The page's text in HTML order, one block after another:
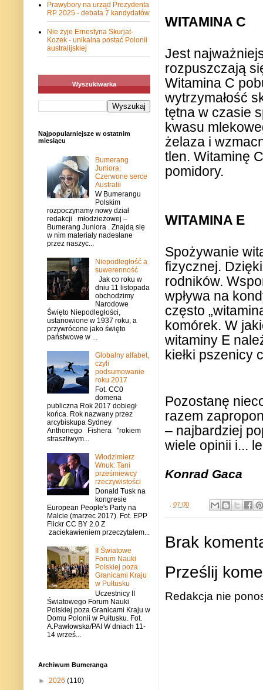
WITAMINA C
Jest
rozpuszczają
Witamina C
wytrzymałość
tętna w czasie
kwasu
żelaza i
tlen. Witaminę
pomidory.
WITAMINA E
Spożywanie
fizycznej.
rodników.
wpływa na
często
komórek. W
witaminy E
kiełki pszenicy
Pozostanę
razem
– najbardziej
wiele opinii i...
Konrad Gaca
. 07:00
Brak
Prześlij
Redakcja nie
Prawybory na urząd Prezydenta
RP 2025 - debata 7 kandydatów
Nie żyje Ernestyna Skurjat-
Kozek - unikalna postać Polonii
australijskiej
Wyszukiwarka
Najpopularniejsze w ostatnim
miesiącu
Bumerang
Juniora:
Czerwone serce
Australii
W Bumerangu
Polskim
rozpoczynamy nowy dział
redakcji młodzieżowej –
Bumerang Juniora . Znajdą się
w nim materiały nadesłane
przez naszyc...
Niepodległość a
suwerenność
Jak co roku w
dniu 11 listopada
obchodzimy
Narodowe
Święto Niepodległości,
ustanowione w 1937 roku, a
przywrócone jako święto
państwowe w ...
Globalny alfabet,
czyli
podsumowanie
roku 2017
Fot. CC0
domena
publiczna Rok 2017 dobiegł
końca. Rok nazwany przez
arcybiskupa Sydney
Anthonego Fishera "rokiem
straszliwym...
Włodzimierz
Wnuk: Tani
prześmiewcy
rzeczywistości
Donald Tusk na
kongresie
European People's Party na
Malcie (marzec 2017). Fot. EPP
Flickr CC BY 2.0 Z
zaciekawieniem przeczytałem...
II Światowe
Forum Nauki
Polskiej poza
Granicami Kraju
w Pułtusku
Uczestnicy II
Światowego Forum Nauki
Polskiej poza Granicami Kraju w
Domu Polonii w Pułtusku. Fot.
A.Pawłowska/PAI W dniach 11-
14 wrześ...
Archiwum Bumeranga
► 2026 (110)